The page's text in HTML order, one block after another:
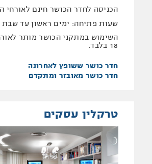
הכניסה לחדר הכושר חינם לאורחי
שעות פתיחה: ימים ראשון עד שבת -
השימוש במתקני הכושר מותר
18 בלבד.
חדר כושר ששופץ לאחרונה
חדר כושר מאובזר ומתקדם
טרקלין עסקים